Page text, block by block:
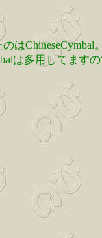
はChineseCymbal
は多用してます